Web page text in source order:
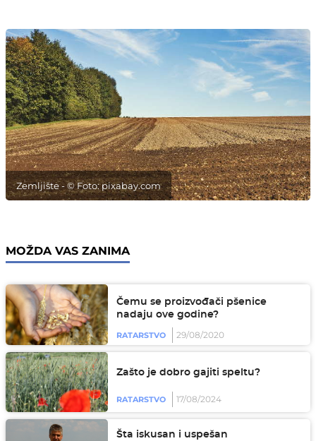
Zemljište - © Foto: pixabay.com
MOŽDA VAS ZANIMA
Čemu se proizvođači pšenice
nadaju ove godine?
RATARSTVO 29/08/2020
Zašto je dobro gajiti speltu?
RATARSTVO 17/08/2024
Šta iskusan i uspešan